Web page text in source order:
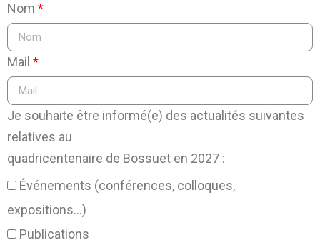
Nom
Mail
Je souhaite être informé(e) des actualités suivantes
relatives au
quadricentenaire de Bossuet en 2027 :
Événements (conférences, colloques,
expositions...)
Publications